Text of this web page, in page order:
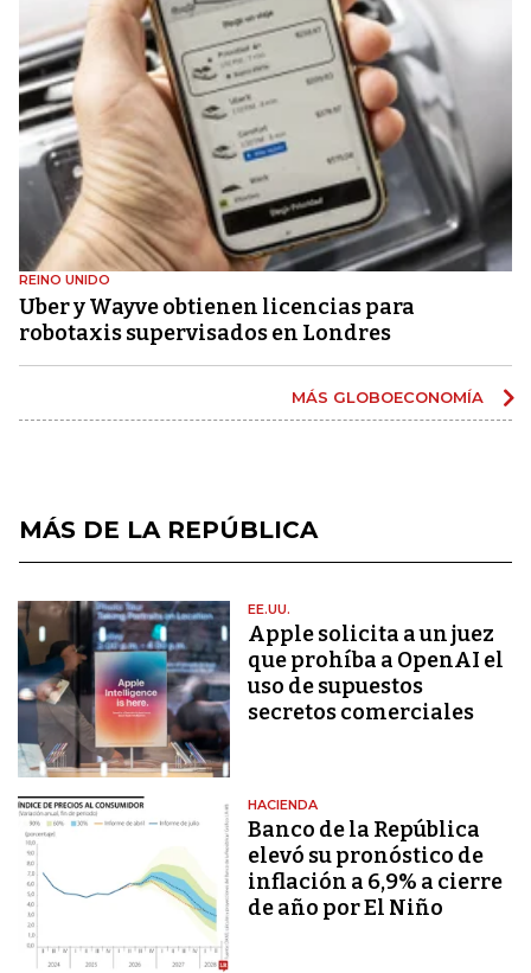
REINO UNIDO
Uber y Wayve obtienen licencias para
robotaxis supervisados ​​en Londres
MÁS GLOBOECONOMÍA
MÁS DE LA REPÚBLICA
EE.UU.
Apple solicita a un juez
que prohíba a OpenAI el
uso de supuestos
secretos comerciales
HACIENDA
Banco de la República
elevó su pronóstico de
inflación a 6,9% a cierre
de año por El Niño